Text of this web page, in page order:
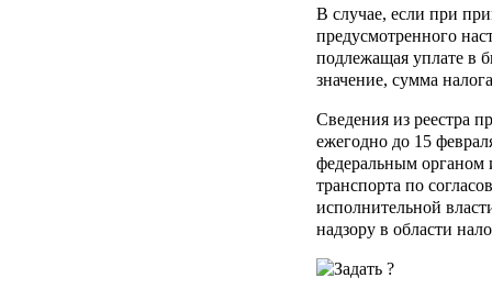
В случае, если при
предусмотренного
подлежащая уплате в
значение, сумма
Сведения из реестра
ежегодно до 15
федеральным органом
транспорта по
исполнительной
надзору в области